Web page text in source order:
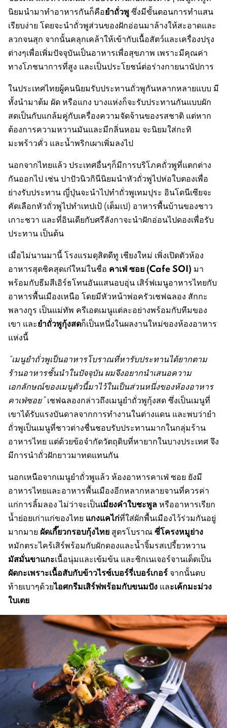
นิยมนำมาทำอาหารกันก็คือยำถั่วพูซึ่งมีขั้นตอนการทำแสน
เรียบง่าย โดยจะนำถั่วพูส่วนของฝักอ่อนมาล้างให้สะอาดและ
ลวกจนสุก จากนั้นคลุกเคล้าให้เข้ากับเนื้อสัตว์และเครื่องปรุง
ต่างๆเพื่อเพิ่มปัจจุบันเป็นอาหารเพื่อสุขภาพ เพราะมีคุณค่า
ทางโภชนาการที่สูง และเป็นประโยชน์ต่อร่างกายนานัปการ
ในประเทศไทยผู้คนนิยมรับประทานถั่วพูกันหลากหลายแบบ มี
ทั้งนำมาต้ม ผัด หรือแกง บางแห่งก็จะรับประทานกันแบบผัก
สดเป็นกับแกล้มคู่กับเครื่องความจัดจ้านของรสชาติ แต่หาก
ต้องการความหวานมันและมีกลิ่นหอม จะนิยมใส่กะทิ
มะพร้าวคั่ว และน้ำพริกเผาเพิ่มลงไป
นอกจากไทยแล้ว ประเทศอื่นๆก็มีการบริโภคถั่วพูที่แตกต่าง
กันออกไป เช่น ปาปัวนิวกินีนิยมนำหัวถั่วพูไปห่อใบตองเพื่อ
ย่างรับประทาน ญี่ปุ่นจะนำไปทำถั่วพูเทมปุระ อินโดนีเซียจะ
คัดเลือกหัวถั่วพูไปทำเทปเป้ (เต็มเป) อาหารพื้นบ้านของชาว
เกาะชวา และที่อินเดียกับศรีลังกาจะนำฝักอ่อนไปดองเพื่อรับ
ประทาน เป็นต้น
เมื่อไม่นานมานี้ โรงแรมดุสิตดีทู เชียงใหม่ เพิ่งเปิดตัวห้อง
อาหารสุดชิคสุดเก๋ใหม่ในชื่อ คาเฟ่ ซอย (Cafe SOI) มา
พร้อมกับธีมสีเอิร์ธโทนอันแสนอบอุ่น เสิร์ฟเมนูอาหารไทยกับ
อาหารพื้นเมืองเหนือ โดยมีหัวหน้าพ่อครัวเชฟฉลอง สักกะ
พลางกูร เป็นแม่ทัพ ครีเอตเมนูแต่ละอย่างพร้อมกับทีมของ
เขา และยำถั่วพูกุ้งสดก็เป็นหนึ่งในผลงานใหม่ของห้องอาหาร
แห่งนี้
“เมนูยำถั่วพูเป็นอาหารโบราณที่หารับประทานได้ยากตาม
ร้านอาหารชั้นนำในปัจจุบัน ผมจึงอยากนำเสนอความ
เอกลักษณ์ของเมนูตัวนี้มาไว้ในเป็นส่วนหนึ่งของห้องอาหาร
คาเฟ่ซอย”​ เชฟฉลองกล่าวถึงเมนูยำถั่วพูกุ้งสด ซึ่งเป็นเมนูที่
เขาได้รับแรงบันดาลจากการทำงานในต่างแดน และพบว่ายำ
ถั่วพูเป็นเมนูที่ชาวต่างชื่นชอบรับประทานมากในกลุ่มร้าน
อาหารไทย แต่ด้วยข้อจำกัดวัตถุดิบที่หายากในบางประเทศ จึง
มีการนำถั่วฝักยาวมาทดแทนกัน
นอกเหนือจากเมนูยำถั่วพูแล้ว ห้องอาหารคาเฟ่ ซอย ยังมี
อาหารไทยและอาหารพื้นเมืองอีกหลากหลายจานที่ควรค่า
แก่การลิ้มลอง ไม่ว่าจะเป็นเมี่ยงคำใบชะพูลหรืออาหารเรียก
น้ำย่อยเก่าแก่ของไทย แกงแคไก่ที่ใส่ผักพื้นเมืองไว้ร่วมกันอยู่
มากมาย ผัดเกี๊ยวกรอบกุ้งไทย สูตรโบราณซี่โครงหมูย่าง
หมักตระไคร้เสิร์พร้อมกับผักดองและน้ำจิ้มรสเปรี้ยวหวาน
มัสมั่นขาแกะเนื้อนุ่มและเข้มข้น และซิกเนเจอร์จานเด็ดเป็น
ผัดกะเพราะเนื้อสับกับข้าวไรซ์เบอร์รี่เบอร์เกอร์ จากนั้นตบ
ท้ายเบาๆด้วยไอศกรีมเสิร์ฟพร้อมกับขนมปัง และเค้กมะม่วง
ใบเตย